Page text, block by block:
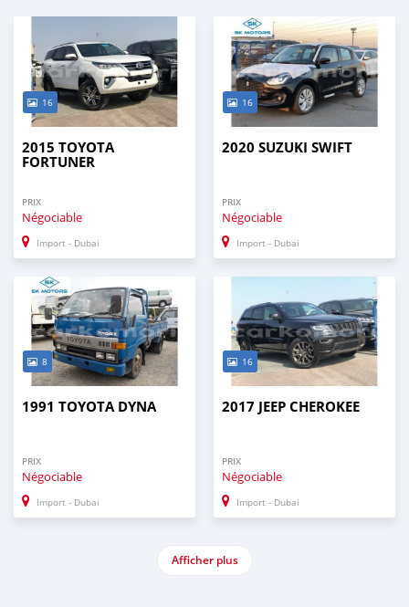
16
2015 TOYOTA
FORTUNER
PRIX
Négociable
Import - Dubai
16
2020 SUZUKI SWIFT
PRIX
Négociable
Import - Dubai
8
1991 TOYOTA DYNA
PRIX
Négociable
Import - Dubai
16
2017 JEEP CHEROKEE
PRIX
Négociable
Import - Dubai
Afficher plus